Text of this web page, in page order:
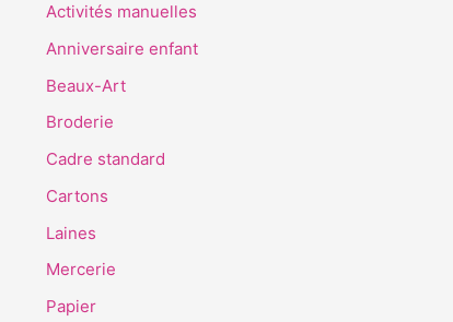
Activités manuelles
Anniversaire enfant
Beaux-Art
Broderie
Cadre standard
Cartons
Laines
Mercerie
Papier